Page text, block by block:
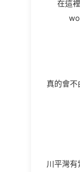
在這
真的會
川平灣